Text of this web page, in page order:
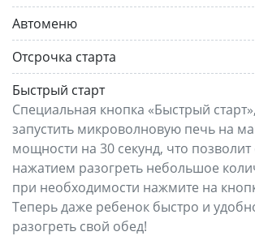
Автоменю
Отсрочка старта
Быстрый старт
Специальная кнопка «Быстрый
запустить микроволновую печь на
мощности на 30 секунд, что
нажатием разогреть небольшое
при необходимости нажмите на
Теперь даже ребенок быстро и
разогреть свой обед!